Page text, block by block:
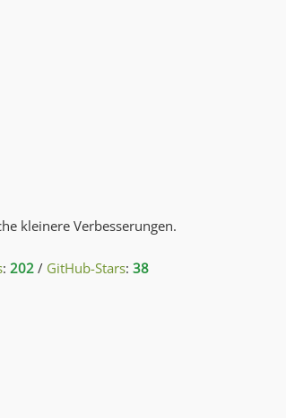
kleinere Verbesserungen.
: 202 / GitHub-Stars: 38